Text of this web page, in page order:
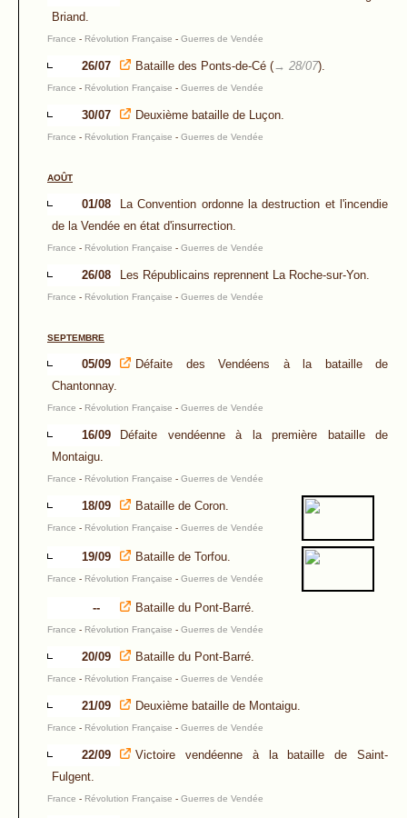
Briand.
France - Révolution Française - Guerres de Vendée
26/07 Bataille des Ponts-de-Cé (→ 28/07).
France - Révolution Française - Guerres de Vendée
30/07 Deuxième bataille de Luçon.
France - Révolution Française - Guerres de Vendée
AOÛT
01/08
La Convention ordonne la destruction et l'incendie
de la Vendée en état d'insurrection.
France - Révolution Française - Guerres de Vendée
26/08 Les Républicains reprennent La Roche-sur-Yon.
France - Révolution Française - Guerres de Vendée
SEPTEMBRE
05/09
Défaite des Vendéens à la bataille de
Chantonnay.
France - Révolution Française - Guerres de Vendée
16/09
Défaite vendéenne à la première bataille de
Montaigu.
France - Révolution Française - Guerres de Vendée
18/09 Bataille de Coron.
France - Révolution Française - Guerres de Vendée
19/09 Bataille de Torfou.
France - Révolution Française - Guerres de Vendée
-- Bataille du Pont-Barré.
France - Révolution Française - Guerres de Vendée
20/09 Bataille du Pont-Barré.
France - Révolution Française - Guerres de Vendée
21/09 Deuxième bataille de Montaigu.
France - Révolution Française - Guerres de Vendée
22/09
Victoire vendéenne à la bataille de Saint-
Fulgent.
France - Révolution Française - Guerres de Vendée